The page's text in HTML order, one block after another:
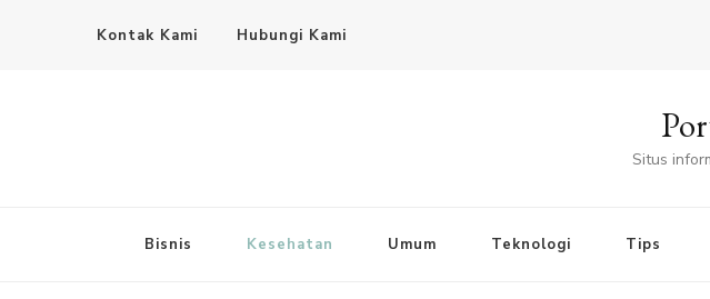
Kontak Kami Hubungi Kami
Situs
Bisnis Kesehatan Umum Teknologi Tips